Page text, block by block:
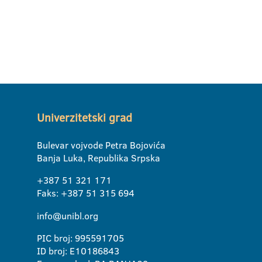
Univerzitetski grad
Bulevar vojvode Petra Bojovića
Banja Luka, Republika Srpska
+387 51 321 171
Faks: +387 51 315 694
info@unibl.org
PIC broj: 995591705
ID broj: E10186843